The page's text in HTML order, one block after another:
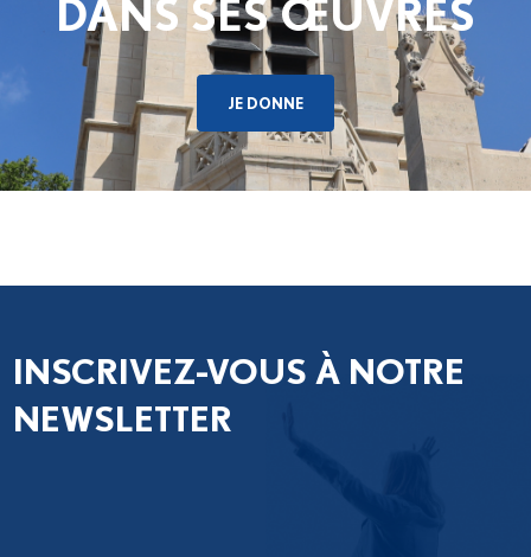
DANS SES ŒUVRES
JE DONNE
INSCRIVEZ-VOUS À NOTRE
NEWSLETTER